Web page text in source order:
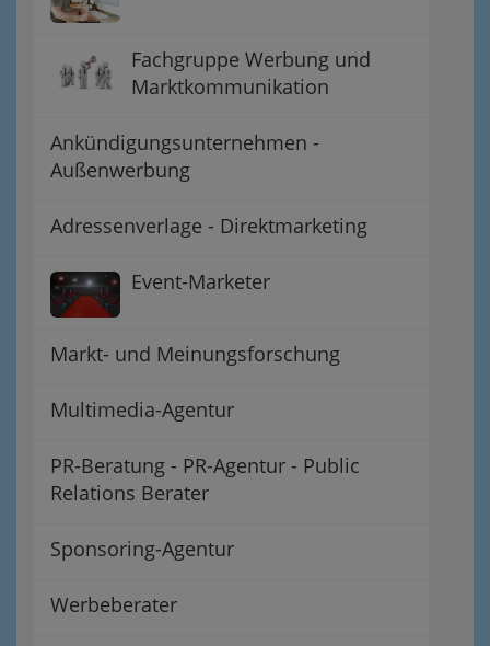
Fachgruppe Werbung und
Marktkommunikation
Ankündigungsunternehmen -
Außenwerbung
Adressenverlage - Direktmarketing
Event-Marketer
Markt- und Meinungsforschung
Multimedia-Agentur
PR-Beratung - PR-Agentur - Public
Relations Berater
Sponsoring-Agentur
Werbeberater